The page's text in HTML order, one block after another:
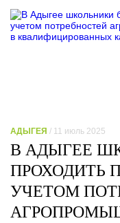
АДЫГЕЯ / 11 июль 2025
В АДЫГЕЕ
ПРОХОДИТЬ
УЧЕТОМ